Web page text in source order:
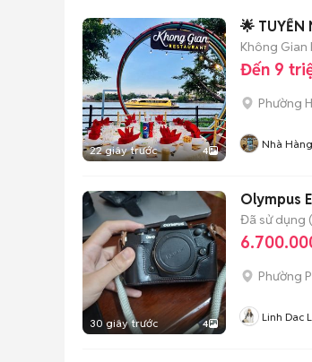
22 giây trước 4
🌟 TUYỂN
Không Gian
Đến 9
Phường
Nhà
30 giây trước 4
Olympus
Đã sử dụng
Phường
Linh Dac